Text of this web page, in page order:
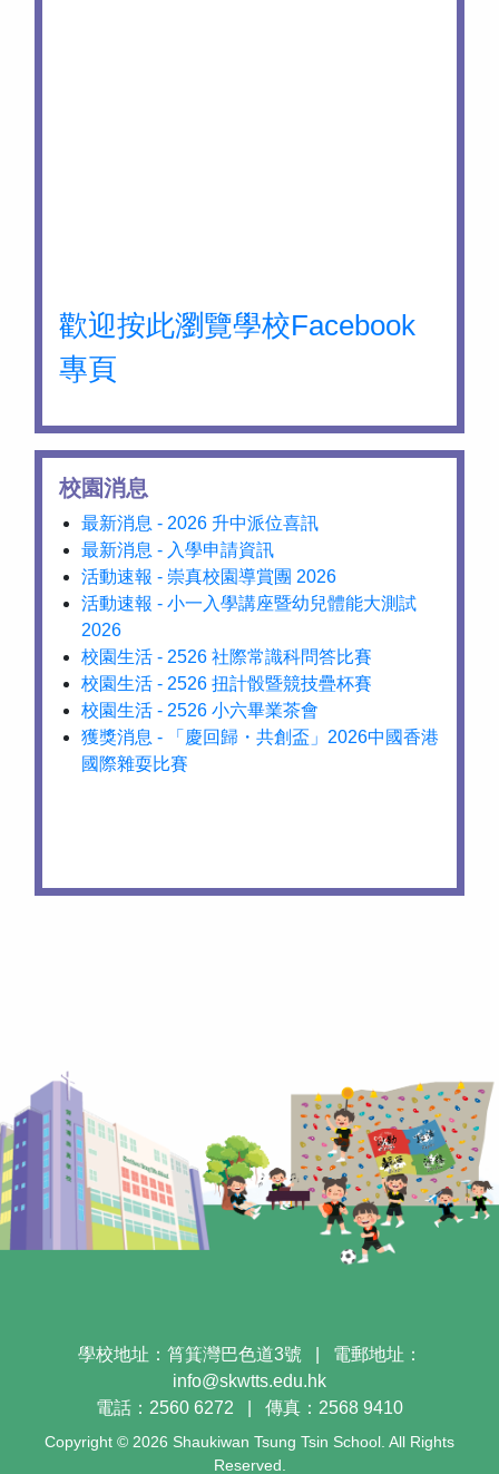
歡迎按此瀏覽學校Facebook
專頁
校園消息
最新消息 - 2026 升中派位喜訊
最新消息 - 入學申請資訊
活動速報 - 崇真校園導賞團 2026
活動速報 - 小一入學講座暨幼兒體能大測試
2026
校園生活 - 2526 社際常識科問答比賽
校園生活 - 2526 扭計骰暨競技疊杯賽
校園生活 - 2526 小六畢業茶會
獲獎消息 - 「慶回歸・共創盃」2026中國香港
國際雜耍比賽
學校地址：筲箕灣巴色道3號
電郵地址：
info@skwtts.edu.hk
電話：2560 6272
傳真：2568 9410
Copyright © 2026 Shaukiwan Tsung Tsin School. All Rights
Reserved.